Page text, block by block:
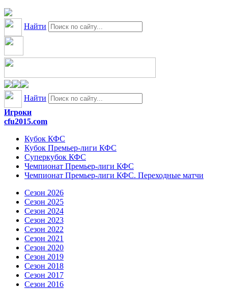
Найти
Найти
Игроки
cfu2015.com
Кубок КФС
Кубок Премьер-лиги КФС
Суперкубок КФС
Чемпионат Премьер-лиги КФС
Чемпионат Премьер-лиги КФС. Переходные матчи
Сезон 2026
Сезон 2025
Сезон 2024
Сезон 2023
Сезон 2022
Сезон 2021
Сезон 2020
Сезон 2019
Сезон 2018
Сезон 2017
Сезон 2016